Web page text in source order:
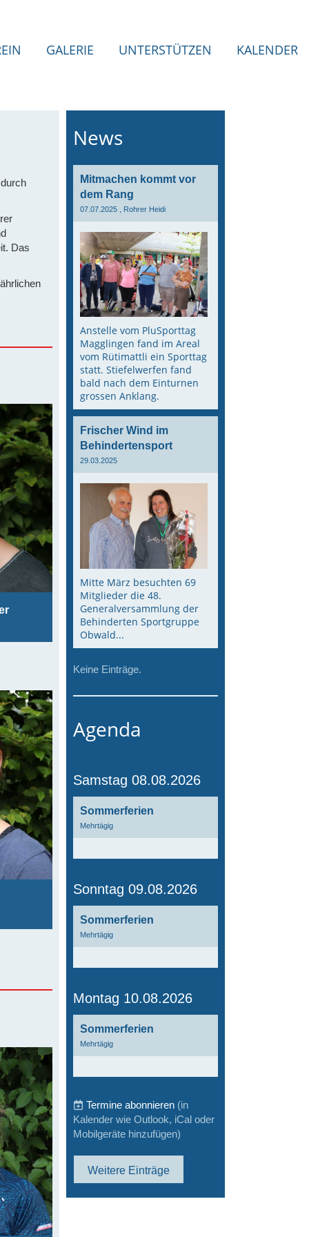
GALERIE UNTERSTÜTZEN KALENDER
Das
News
Mitmachen kommt vor
dem Rang
07.07.2025 , Rohrer Heidi
Anstelle vom PluSporttag
Magglingen fand im Areal
vom Rütimattli ein Sporttag
statt. Stiefelwerfen fand
bald nach dem Einturnen
grossen Anklang.
Frischer Wind im
Behindertensport
29.03.2025
Mitte März besuchten 69
Mitglieder die 48.
Generalversammlung der
Behinderten Sportgruppe
Obwald...
Keine Einträge.
Agenda
Samstag 08.08.2026
Sommerferien
Mehrtägig
Sonntag 09.08.2026
Sommerferien
Mehrtägig
Montag 10.08.2026
Sommerferien
Mehrtägig
Termine abonnieren (in
Kalender wie Outlook, iCal oder
Mobilgeräte hinzufügen)
Weitere Einträge